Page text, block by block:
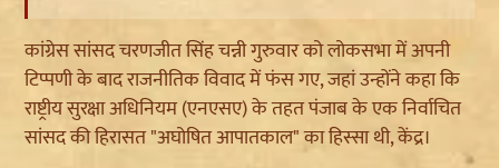
कांग्रेस सांसद चरणजीत सिंह चन्नी गुरुवार को लोकसभा में अपनी
टिप्पणी के बाद राजनीतिक विवाद में फंस गए, जहां उन्होंने कहा कि
राष्ट्रीय सुरक्षा अधिनियम (एनएसए) के तहत पंजाब के एक निर्वाचित
सांसद की हिरासत "अघोषित आपातकाल" का हिस्सा थी, केंद्र।